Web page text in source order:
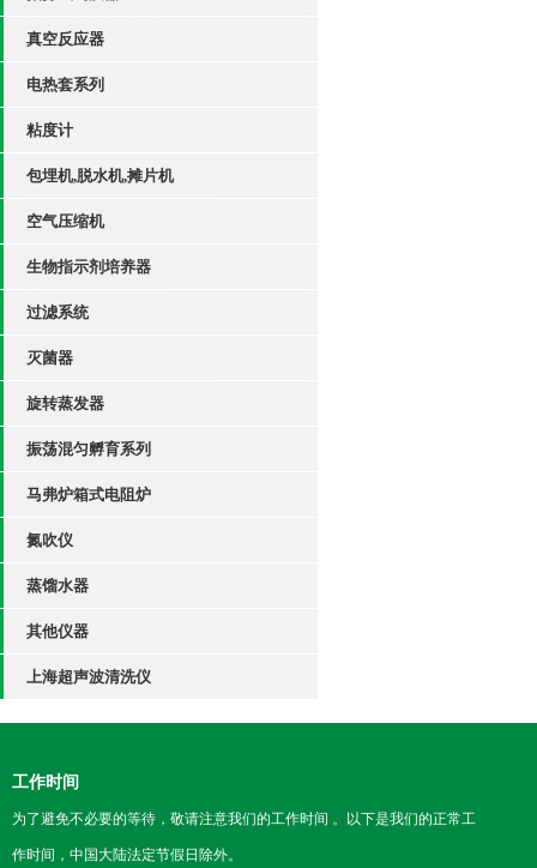
真空反应器
电热套系列
粘度计
包埋机,脱水机,摊片机
空气压缩机
生物指示剂培养器
过滤系统
灭菌器
旋转蒸发器
振荡混匀孵育系列
马弗炉箱式电阻炉
氮吹仪
蒸馏水器
其他仪器
上海超声波清洗仪
工作时间
为了避免不必要的等待，敬请注意我们的工作时间 。以下是我们的正常工
作时间，中国大陆法定节假日除外。